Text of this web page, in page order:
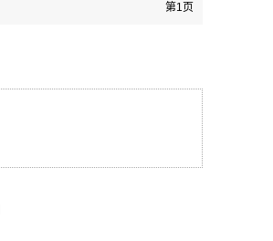
第1页